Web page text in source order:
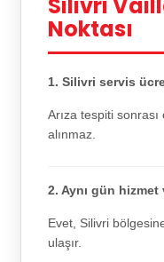
Silivri
Noktası
1. Silivri servis
Arıza tespiti
alınmaz.
2. Aynı gün
Evet, Silivri
ulaşır.